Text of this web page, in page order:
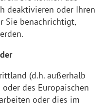
deaktivieren oder Ihren
Sie benachrichtigt,
(d.h. außerhalb
des Europäischen
oder dies im